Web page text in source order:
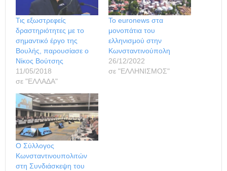
Τις εξωστρεφείς
δραστηριότητες με το
σημαντικό έργο της
Βουλής, παρουσίασε ο
Νίκος Βούτσης
11/05/2018
σε "ΕΛΛΑΔΑ"
Το euronews στα
μονοπάτια του
ελληνισμού στην
Κωνσταντινούπολη
26/12/2022
σε "ΕΛΛΗΝΙΣΜΟΣ"
Ο Σύλλογος
Κωνσταντινουπολιτών
στη Συνδιάσκεψη του